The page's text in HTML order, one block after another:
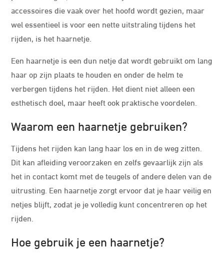
accessoires die vaak over het hoofd wordt gezien, maar
wel essentieel is voor een nette uitstraling tijdens het
rijden, is het haarnetje.
Een haarnetje is een dun netje dat wordt gebruikt om lang
haar op zijn plaats te houden en onder de helm te
verbergen tijdens het rijden. Het dient niet alleen een
esthetisch doel, maar heeft ook praktische voordelen.
Waarom een haarnetje gebruiken?
Tijdens het rijden kan lang haar los en in de weg zitten.
Dit kan afleiding veroorzaken en zelfs gevaarlijk zijn als
het in contact komt met de teugels of andere delen van de
uitrusting. Een haarnetje zorgt ervoor dat je haar veilig en
netjes blijft, zodat je je volledig kunt concentreren op het
rijden.
Hoe gebruik je een haarnetje?